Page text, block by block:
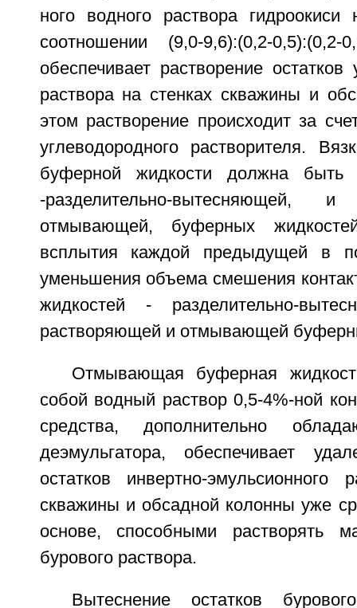
ного водного раствора
соотношении (9,0-9,6):(0,2-0,5):(0,2-
обеспечивает растворение остатков
раствора на стенках скважины и
этом растворение происходит за
углеводородного растворителя.
буферной жидкости должна
-разделительно-
отмывающей, буферных
всплытия каждой предыдущей в
уменьшения объема смешения
жидкостей - разделительно-
растворяющей и отмывающей
Отмывающая буферная
собой водный раствор 0,5-4%-ной
средства, дополнительно
деэмульгатора, обеспечивает
остатков инвертно-эмульсионного
скважины и обсадной колонны уже
основе, способными растворять
бурового раствора.
Вытеснение остатков